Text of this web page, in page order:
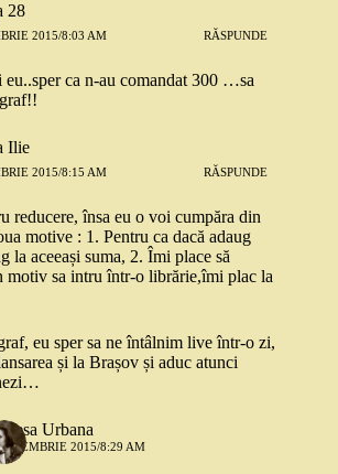
28
2015/8:03 AM RĂSPUNDE
eu..sper ca n-au comandat 300 …sa
Ilie
2015/8:15 AM RĂSPUNDE
reducere, însa eu o voi cumpăra din
motive : 1. Pentru ca dacă adaug
la aceeași suma, 2. Îmi place să
motiv sa intru într-o librărie,îmi plac la
eu sper sa ne întâlnim live într-o zi,
și la Brașov și aduc atunci
Urbana
2015/8:29 AM